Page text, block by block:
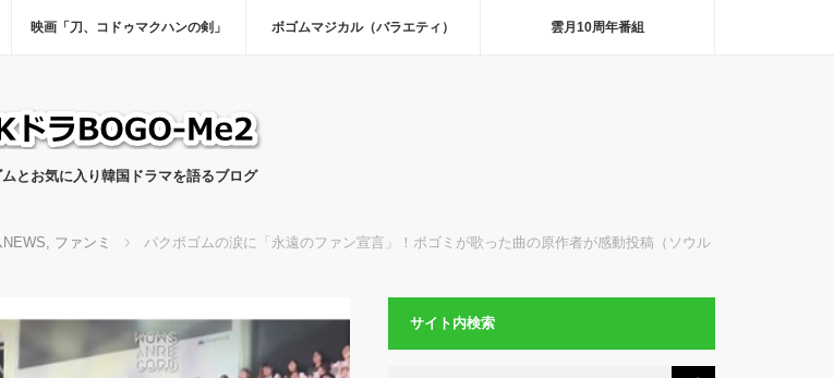
映画「刀、コドゥマクハンの剣」 ボゴムマジカル（バラエティ） 雲月10周年番組
とお気に入り韓国ドラマを語るブログ
, ファンミ
パクボゴムの涙に「永遠のファン宣言」！ボゴミが歌った曲の原作者が感動投稿（ソウル
サイト内検索